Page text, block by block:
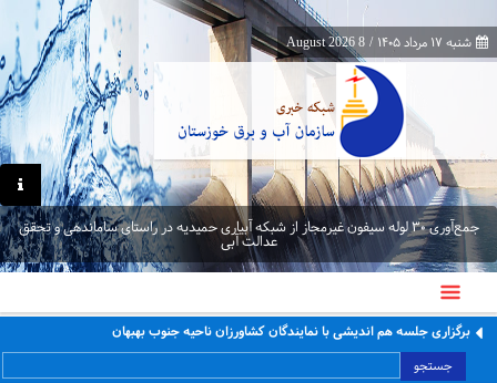
شنبه ۱۷ مرداد ۱۴۰۵ /
8 August 2026
جمع‌آوری ۳۰ لوله سیفون غیرمجاز از شبکه آبیاری حمیدیه در راستای ساماندهی و تحقق
عدالت آبی
برگزاری جلسه هم اندیشی با نمایندگان کشاورزان ناحیه جنوب بهبهان
جستجو